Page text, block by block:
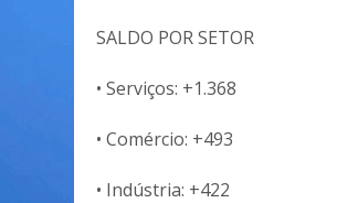
SALDO POR SETOR
• Serviços: +1.368
• Comércio: +493
• Indústria: +422